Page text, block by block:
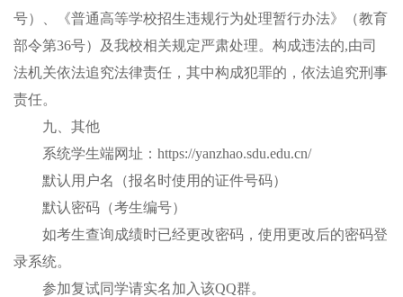
号）、《普通高等学校招生违规行为处理暂行办法》（教育
部令第36号）及我校相关规定严肃处理。构成违法的,由司
法机关依法追究法律责任，其中构成犯罪的，依法追究刑事
责任。
九 、其他
系统学生端网址： https://yanzhao.sdu.edu.cn/
默认用户名（报名时使用的证件号码）
默认密码（考生编号）
如考生查询成绩时已经更改密码，使用更改后的密码登
录系统。
参加复试同学请实名加入该QQ群。